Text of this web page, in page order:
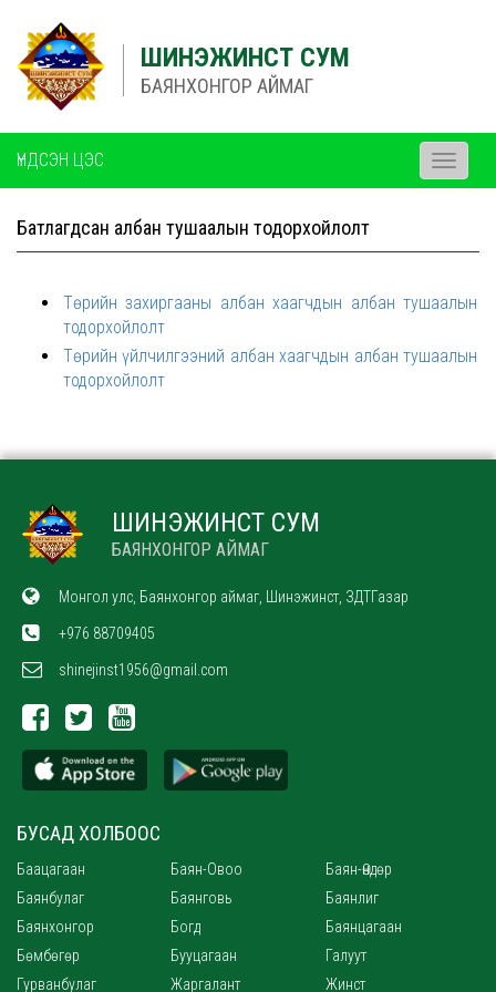
ШИНЭЖИНСТ СУМ
БАЯНХОНГОР АЙМАГ
ҮНДСЭН ЦЭС
Toggle
Батлагдсан албан тушаалын тодорхойлолт
Төрийн захиргааны албан хаагчдын албан тушаалын
тодорхойлолт
Төрийн үйлчилгээний албан хаагчдын албан тушаалын
тодорхойлолт
ШИНЭЖИНСТ СУМ
БАЯНХОНГОР АЙМАГ
Монгол улс, Баянхонгор аймаг, Шинэжинст, ЗДТГазар
+976 88709405
shinejinst1956@gmail.com
БУСАД ХОЛБООС
Баацагаан Баян-Овоо
Баян-Өндөр
Баянбулаг
Баянговь
Баянлиг
Баянхонгор
Богд
Баянцагаан
Бөмбөгөр
Бууцагаан
Галуут
Гурванбулаг
Жаргалант Жинст